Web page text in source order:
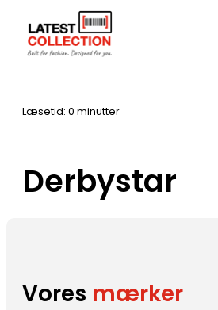
indhold
Hjem– Mærker–
Læsetid: 0 minutter
Derbystar
Vores mærker